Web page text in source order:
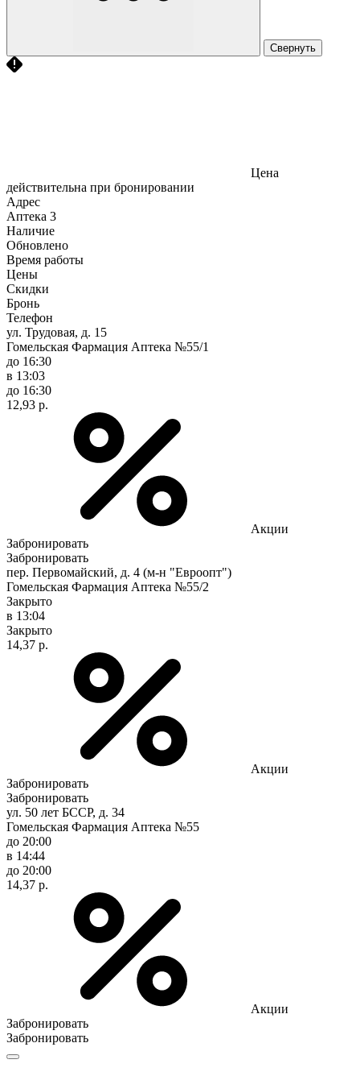
Свернуть
Цена
действительна при бронировании
Адрес
Аптека 3
Наличие
Обновлено
Время работы
Цены
Скидки
Бронь
Телефон
ул. Трудовая, д. 15
Гомельская Фармация Аптека №55/1
до 16:30
в 13:03
до 16:30
12,93 р.
Акции
Забронировать
Забронировать
пер. Первомайский, д. 4 (м-н "Евроопт")
Гомельская Фармация Аптека №55/2
Закрыто
в 13:04
Закрыто
14,37 р.
Акции
Забронировать
Забронировать
ул. 50 лет БССР, д. 34
Гомельская Фармация Аптека №55
до 20:00
в 14:44
до 20:00
14,37 р.
Акции
Забронировать
Забронировать